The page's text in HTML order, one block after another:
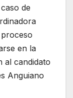
de
en la
al candidato
Anguiano